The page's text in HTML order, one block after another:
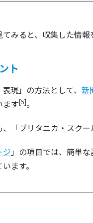
みると、収集した情
ト
現」の方法として、 新
ます[5]。
、「ブリタニカ・スク
ジ」の項目では、簡単
ます。